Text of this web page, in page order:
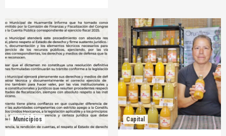
Municipios Capital